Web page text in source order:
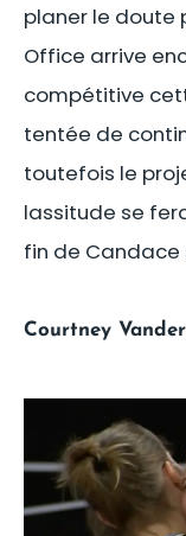
planer le doute
Office arrive
compétitive
tentée de
toutefois le
lassitude se
fin de Candace
Courtney